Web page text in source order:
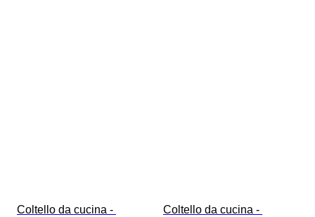
Coltello da cucina -
Coltello da cucina -